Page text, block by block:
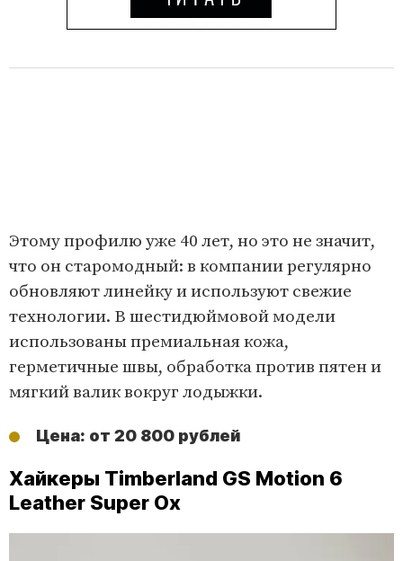
Этому профилю уже 40 лет, но это не значит,
что он старомодный: в компании регулярно
обновляют линейку и используют свежие
технологии. В шестидюймовой модели
использованы премиальная кожа,
герметичные швы, обработка против пятен и
мягкий валик вокруг лодыжки.
Цена: от 20 800 рублей
Хайкеры Timberland GS Motion 6
Leather Super Ox